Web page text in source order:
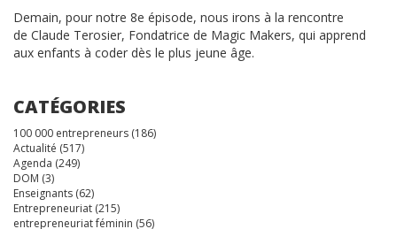
Demain, pour notre 8e épisode, nous irons à la rencontre
de Claude Terosier, Fondatrice de Magic Makers, qui apprend
aux enfants à coder dès le plus jeune âge.
CATÉGORIES
100 000 entrepreneurs (186)
Actualité (517)
Agenda (249)
DOM (3)
Enseignants (62)
Entrepreneuriat (215)
entrepreneuriat féminin (56)